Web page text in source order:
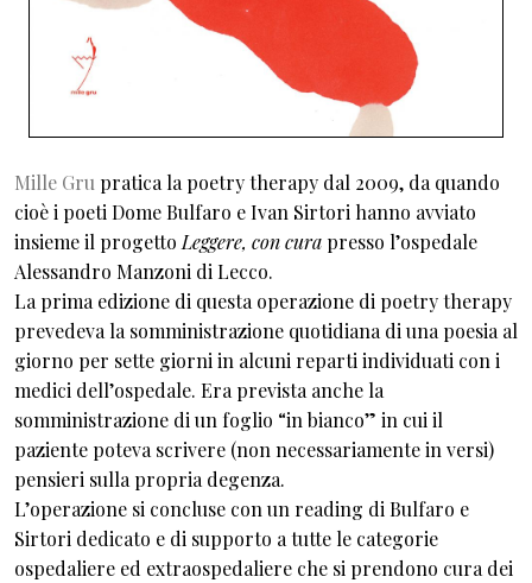
Mille Gru pratica la poetry therapy dal 2009, da quando
cioè i poeti Dome Bulfaro e Ivan Sirtori hanno avviato
insieme il progetto Leggere, con cura presso l’ospedale
Alessandro Manzoni di Lecco.
La prima edizione di questa operazione di poetry therapy
prevedeva la somministrazione quotidiana di una poesia al
giorno per sette giorni in alcuni reparti individuati con i
medici dell’ospedale. Era prevista anche la
somministrazione di un foglio “in bianco” in cui il
paziente poteva scrivere (non necessariamente in versi)
pensieri sulla propria degenza.
L’operazione si concluse con un reading di Bulfaro e
Sirtori dedicato e di supporto a tutte le categorie
ospedaliere ed extraospedaliere che si prendono cura dei